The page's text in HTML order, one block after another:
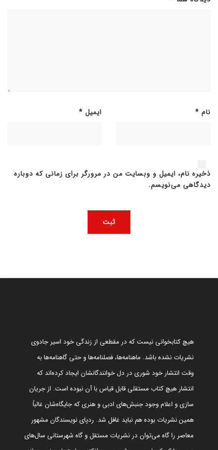
نام * ایمیل *
ذخیره نام، ایمیل و وبسایت من در مرورگر برای زمانی که دوباره
دیدگاهی می‌نویسم.
هیچ کتابخوانی نیست که در مقطعی از زندگی خود اسیر جادوی
نشریات نشده باشد. ماهنامه‌ها، فصلنامه‌ها و حتی گاهنامه‌ها به
وقت انتشار خود شوری در دل خوانندگانشان ایجاد کرده‌اند که
انتشار هیچ کتاب مستقلی قابل قیاس با آن نبوده است. از جریان
سازی و اعلام وجود جنبش‌های ادبی و هنری که جایگاه‌شان غالباً
همین نشریات بوده هم نباید غافل شد. ردپای نویسندگان مشهور
معاصر را گاه می‌توان در نشریات مستقل و گاه شهرستانی سال‌های